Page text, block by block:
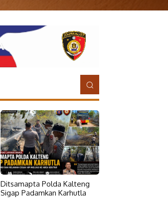
Ditsamapta Polda Kalteng
Sigap Padamkan Karhutla